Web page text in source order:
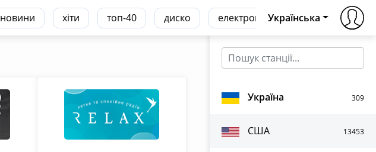
новини хіти топ-40 диско електронна транс хаус
Українська
Україна 309
США 13453